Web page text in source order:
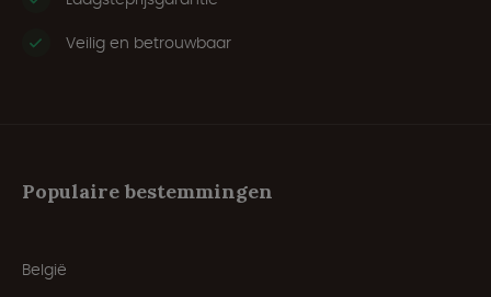
Veilig en betrouwbaar
Populaire bestemmingen
België